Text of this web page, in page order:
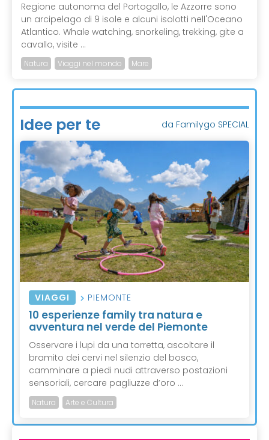
Regione autonoma del Portogallo, le Azzorre sono
un arcipelago di 9 isole e alcuni isolotti nell'Oceano
Atlantico. Whale watching, snorkeling, trekking, gite a
cavallo, visite ...
Natura Viaggi nel mondo Mare
Idee per te da Familygo SPECIAL
VIAGGI PIEMONTE
10 esperienze family tra natura e
avventura nel verde del Piemonte
Osservare i lupi da una torretta, ascoltare il
bramito dei cervi nel silenzio del bosco,
camminare a piedi nudi attraverso postazioni
sensoriali, cercare pagliuzze d’oro ...
Natura Arte e Cultura